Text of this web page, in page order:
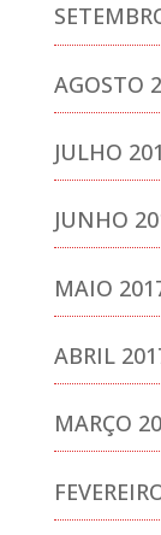
AGOSTO
JULHO
JUNHO
MAIO
ABRIL
MARÇO